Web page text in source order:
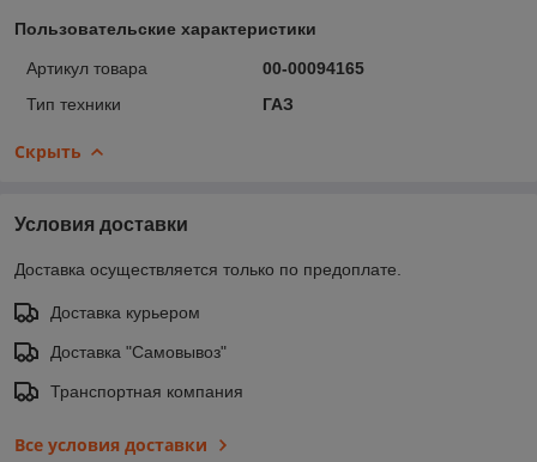
Пользовательские характеристики
Артикул товара
00-00094165
Тип техники
ГАЗ
Скрыть
Условия доставки
Доставка осуществляется только по предоплате.
Доставка курьером
Доставка "Самовывоз"
Транспортная компания
Все условия доставки